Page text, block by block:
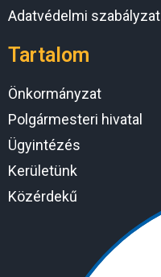
Adatvédelmi szabályzat
Tartalom
Önkormányzat
Polgármesteri hivatal
Ügyintézés
Kerületünk
Közérdekű